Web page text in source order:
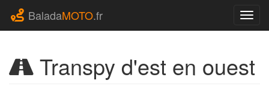
BaladaMOTO.fr
Transpy d'est en ouest